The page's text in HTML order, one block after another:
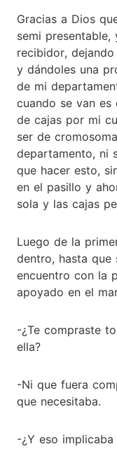
Gracias a Dios
semi
recibidor,
y dándoles una
de mi
cuando se van
de cajas por mi
ser de
departamento, ni
que hacer esto,
en el pasillo y
sola y las cajas
Luego de la
dentro, hasta que
encuentro con la
apoyado en el
-¿Te compraste
ella?
-Ni que fuera
que necesitaba.
-¿Y eso